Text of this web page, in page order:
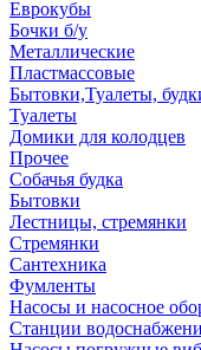
Еврокубы
Бочки б/у
Металлические
Пластмассовые
Бытовки,Туалеты,
Туалеты
Домики для колодцев
Прочее
Собачья будка
Бытовки
Лестницы, стремянки
Стремянки
Сантехника
Фумленты
Насосы и насосное
Станции